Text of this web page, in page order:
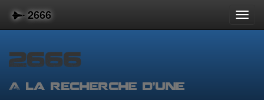
2666
2666
A la recherche d'une